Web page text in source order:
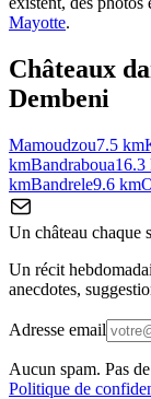
Mayotte.
Châteaux
Dembeni
Mamoudzou7.5 km
kmBandraboua16.3
kmBandrele9.6 km
Un château chaque
Un récit
anecdotes,
Adresse email
Aucun spam. Pas
Politique de